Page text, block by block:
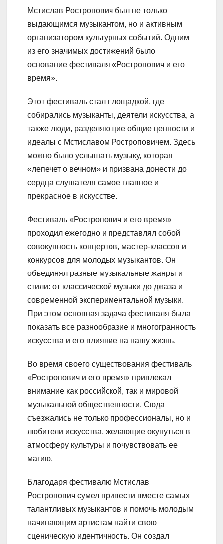
Мстислав Ростропович был не только
выдающимся музыкантом, но и активным
организатором культурных событий. Одним
из его значимых достижений было
основание фестиваля «Ростропович и его
время».
Этот фестиваль стал площадкой, где
собирались музыканты, деятели искусства, а
также люди, разделяющие общие ценности и
идеалы с Мстиславом Ростроповичем. Здесь
можно было услышать музыку, которая
«лепечет о вечном» и призвана донести до
сердца слушателя самое главное и
прекрасное в искусстве.
Фестиваль «Ростропович и его время»
проходил ежегодно и представлял собой
совокупность концертов, мастер-классов и
конкурсов для молодых музыкантов. Он
объединял разные музыкальные жанры и
стили: от классической музыки до джаза и
современной экспериментальной музыки.
При этом основная задача фестиваля была
показать все разнообразие и многогранность
искусства и его влияние на нашу жизнь.
Во время своего существования фестиваль
«Ростропович и его время» привлекал
внимание как российской, так и мировой
музыкальной общественности. Сюда
съезжались не только профессионалы, но и
любители искусства, желающие окунуться в
атмосферу культуры и почувствовать ее
магию.
Благодаря фестивалю Мстислав
Ростропович сумел привести вместе самых
талантливых музыкантов и помочь молодым
начинающим артистам найти свою
сценическую идентичность. Он создал